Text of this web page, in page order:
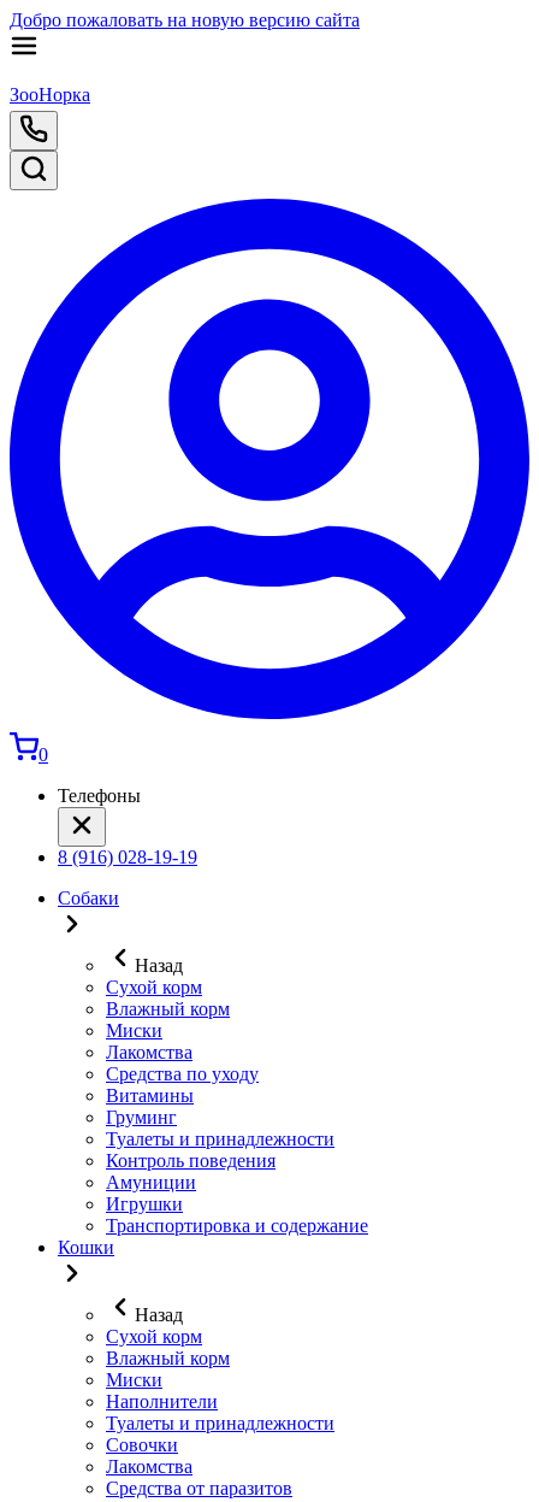
Добро пожаловать на новую версию сайта
ЗооНорка
0
Телефоны
8 (916) 028-19-19
Собаки
Назад
Сухой корм
Влажный корм
Миски
Лакомства
Средства по уходу
Витамины
Груминг
Туалеты и принадлежности
Контроль поведения
Амуниции
Игрушки
Транспортировка и содержание
Кошки
Назад
Сухой корм
Влажный корм
Миски
Наполнители
Туалеты и принадлежности
Совочки
Лакомства
Средства от паразитов